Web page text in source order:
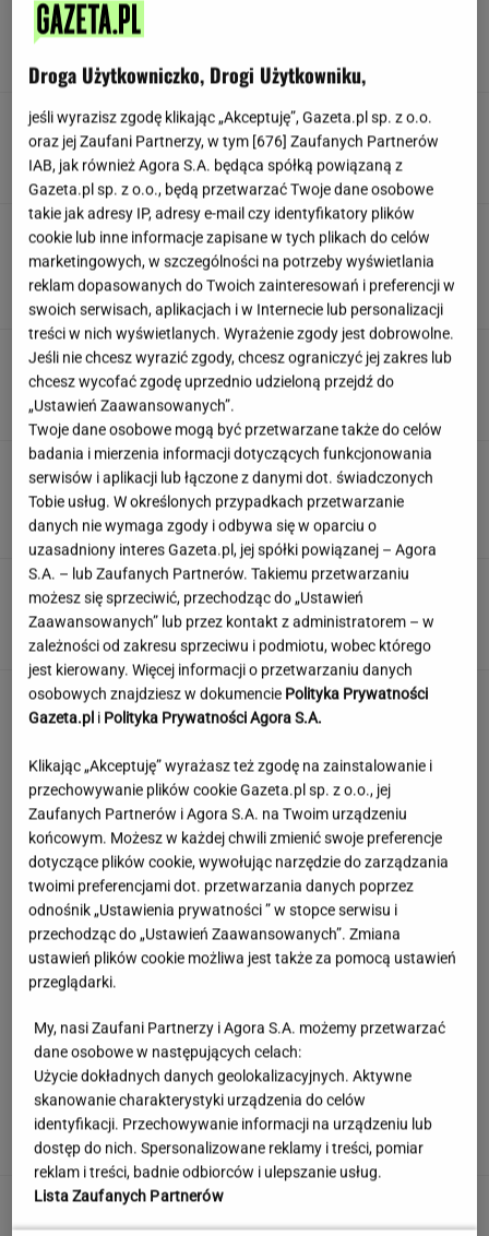
Poszedł na L4 i stracił pracę. Firma zapłaci
Teściowa mówi, że jest mamą jej
dziecka. "Chyba oszaleję"
KLAUDIA KIERZKOWSKA
Siedem lat gehenny. "Spłacamy
kredyty za mieszkania, w których mieszkają
ludzie dewelopera"
SUBSKRYPCJA
Wiadomo, ile emerytury dostaje Kwaśniewska.
Kwota zaskakuje
Oto auto z paliwem, które może
zastąpić diesla. Frytura i olej roślinny
TOMASZ OKUROWSKI
Rolnik zaorał nowy asfalt za 400 tys. zł.
Wcześniej rozwalał krawężniki
Wystarczy jedno spojrzenie i już wiadomo. Po
tym poznasz turystę we Włoszech
Ogromna kontrowersja w meczu Legii. Trener
Korony grzmi: "Ewidentny karny"
Droga Użytkowniczko, Drogi Użytkowniku,
jeśli wyrazisz zgodę klikając „Akceptuję”, Gazeta.pl sp. z o.o.
oraz jej Zaufani Partnerzy, w tym [676] Zaufanych Partnerów
IAB, jak również Agora S.A. będąca spółką powiązaną z
Gazeta.pl sp. z o.o., będą przetwarzać Twoje dane osobowe
takie jak adresy IP, adresy e-mail czy identyfikatory plików
cookie lub inne informacje zapisane w tych plikach do celów
marketingowych, w szczególności na potrzeby wyświetlania
reklam dopasowanych do Twoich zainteresowań i preferencji w
swoich serwisach, aplikacjach i w Internecie lub personalizacji
treści w nich wyświetlanych. Wyrażenie zgody jest dobrowolne.
Jeśli nie chcesz wyrazić zgody, chcesz ograniczyć jej zakres lub
chcesz wycofać zgodę uprzednio udzieloną przejdź do
„Ustawień Zaawansowanych”.
Twoje dane osobowe mogą być przetwarzane także do celów
badania i mierzenia informacji dotyczących funkcjonowania
serwisów i aplikacji lub łączone z danymi dot. świadczonych
Tobie usług. W określonych przypadkach przetwarzanie
danych nie wymaga zgody i odbywa się w oparciu o
uzasadniony interes Gazeta.pl, jej spółki powiązanej – Agora
S.A. – lub Zaufanych Partnerów. Takiemu przetwarzaniu
możesz się sprzeciwić, przechodząc do „Ustawień
Zaawansowanych” lub przez kontakt z administratorem – w
zależności od zakresu sprzeciwu i podmiotu, wobec którego
jest kierowany. Więcej informacji o przetwarzaniu danych
osobowych znajdziesz w dokumencie Polityka Prywatności
Gazeta.pl i Polityka Prywatności Agora S.A.
Klikając „Akceptuję” wyrażasz też zgodę na zainstalowanie i
przechowywanie plików cookie Gazeta.pl sp. z o.o., jej
Zaufanych Partnerów i Agora S.A. na Twoim urządzeniu
końcowym. Możesz w każdej chwili zmienić swoje preferencje
dotyczące plików cookie, wywołując narzędzie do zarządzania
twoimi preferencjami dot. przetwarzania danych poprzez
odnośnik „Ustawienia prywatności ” w stopce serwisu i
przechodząc do „Ustawień Zaawansowanych”. Zmiana
ustawień plików cookie możliwa jest także za pomocą ustawień
przeglądarki.
My, nasi Zaufani Partnerzy i Agora S.A. możemy przetwarzać
dane osobowe w następujących celach:
Użycie dokładnych danych geolokalizacyjnych. Aktywne
skanowanie charakterystyki urządzenia do celów
identyfikacji. Przechowywanie informacji na urządzeniu lub
dostęp do nich. Spersonalizowane reklamy i treści, pomiar
reklam i treści, badnie odbiorców i ulepszanie usług.
Lista Zaufanych Partnerów